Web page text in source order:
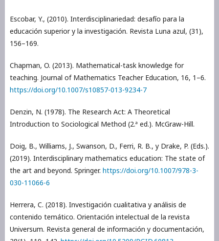
Escobar, Y., (2010). Interdisciplinariedad: desafío para la
educación superior y la investigación. Revista Luna azul, (31),
156–169.
Chapman, O. (2013). Mathematical-task knowledge for
teaching. Journal of Mathematics Teacher Education, 16, 1–6.
https://doi.org/10.1007/s10857-013-9234-7
Denzin, N. (1978). The Research Act: A Theoretical
Introduction to Sociological Method (2.ª ed.). McGraw-Hill.
Doig, B., Williams, J., Swanson, D., Ferri, R. B., y Drake, P. (Eds.).
(2019). Interdisciplinary mathematics education: The state of
the art and beyond. Springer. https://doi.org/10.1007/978-3-
030-11066-6
Herrera, C. (2018). Investigación cualitativa y análisis de
contenido temático. Orientación intelectual de la revista
Universum. Revista general de información y documentación,